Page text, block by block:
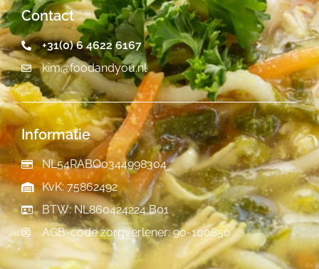
Contact
+31(0) 6 4622 6167
kim@foodandyou.nl
Informatie
NL54RABO0344998304
KvK: 75862492
BTW: NL860424224 B01
AGB-code zorgverlener: 90-100850